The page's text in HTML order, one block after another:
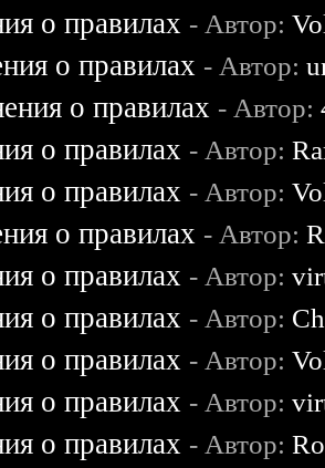
о правилах - Автор:
о правилах - Автор:
о правилах - Автор:
о правилах - Автор:
о правилах - Автор:
о правилах - Автор:
о правилах - Автор:
о правилах - Автор:
о правилах - Автор:
о правилах - Автор:
о правилах - Автор: